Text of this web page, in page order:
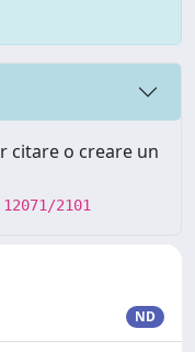
citare o creare un
2101
ND